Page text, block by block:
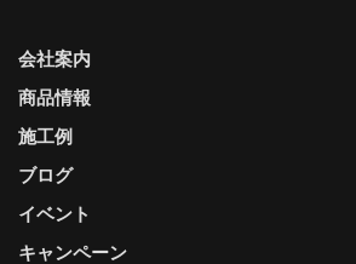
会社案内
商品情報
施工例
ブログ
イベント
キャンペーン